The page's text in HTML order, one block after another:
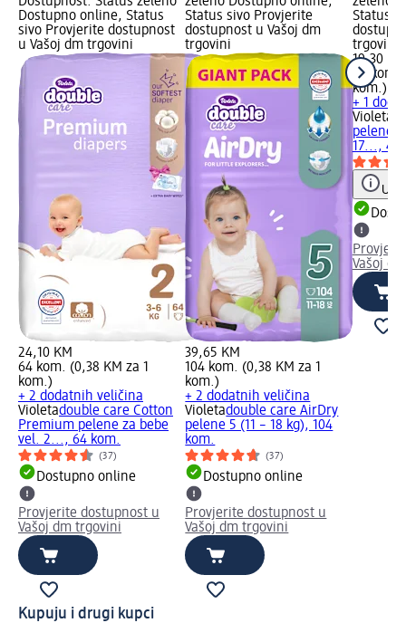
Dostupno online, Status
sivo Provjerite dostupnost
u Vašoj dm trgovini
24,10 KM
64 kom. (0,38 KM za 1
kom.)
+ 2 dodatnih veličina
Violetadouble care Cotton
Premium pelene za bebe
vel. 2..., 64 kom.
(37)
Dostupno online
Provjerite dostupnost u
Vašoj dm trgovini
Status sivo Provjerite
dostupnost u Vašoj dm
trgovini
39,65 KM
104 kom. (0,38 KM za 1
kom.)
+ 2 dodatnih veličina
Violetadouble care AirDry
pelene 5 (11 – 18 kg), 104
kom.
(37)
Dostupno online
Provjerite dostupnost u
Vašoj dm trgovini
Status
trgovini
19,30 KM
48 kom.
kom.)
+ 1
Violeta
pelene
17..., 48
Vašoj
Kupuju i drugi kupci